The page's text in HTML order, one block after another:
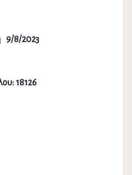
9/8/2023
18126